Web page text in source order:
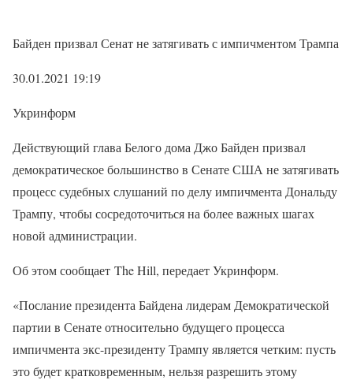
Байден призвал Сенат не затягивать с импичментом Трампа
30.01.2021 19:19
Укринформ
Действующий глава Белого дома Джо Байден призвал
демократическое большинство в Сенате США не затягивать
процесс судебных слушаний по делу импичмента Дональду
Трампу, чтобы сосредоточиться на более важных шагах
новой администрации.
Об этом сообщает The Hill, передает Укринформ.
«Послание президента Байдена лидерам Демократической
партии в Сенате относительно будущего процесса
импичмента экс-президенту Трампу является четким: пусть
это будет кратковременным, нельзя разрешить этому